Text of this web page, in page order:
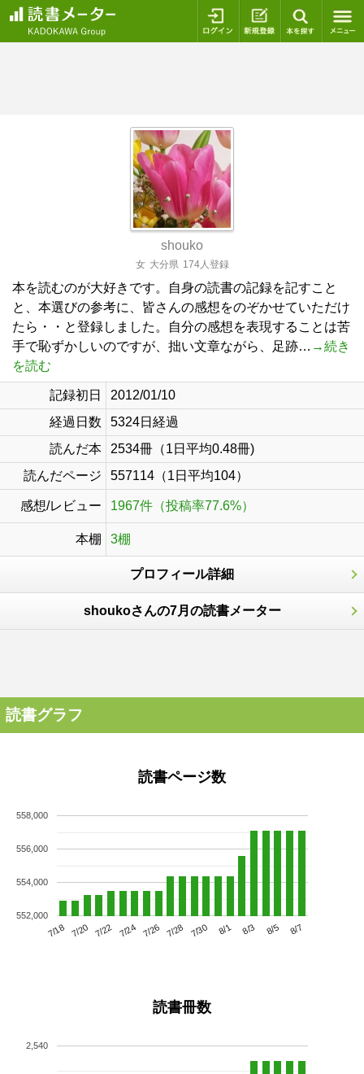
ログイン 新規登録
shouko
女 大分県 174人登録
本を読むのが大好きです。自身の読書の記録を記すこと
と、本選びの参考に、皆さんの感想をのぞかせていただけ
たら・・と登録しました。自分の感想を表現することは苦
手で恥ずかしいのですが、拙い文章ながら、足跡… →続き
を読む
記録初日
2012/01/10
経過日数
5324日経過
読んだ本
2534冊（1日平均0.48冊)
読んだページ
557114（1日平均104）
感想/レビュー 1967件（投稿率77.6%）
本棚 3棚
プロフィール詳細
shoukoさんの7月の読書メーター
読書グラフ
読書ページ数
7/18 7/20 7/22 7/24 7/26 7/28 7/30 8/1 8/3 8/5 8/7
552,000
554,000
556,000
558,000
読書冊数
2,540